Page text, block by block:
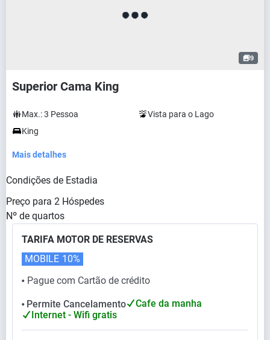
9
Superior Cama King
Max.:3 Pessoa
Vista para o Lago
King
Mais detalhes
Condições de Estadia
Preço para 2 Hóspedes
Nº de quartos
TARIFA MOTOR DE RESERVAS
⬤ Pague com Cartão de crédito
MOBILE 10%
⬤ Permite Cancelamento
Cafe da manha
Internet - Wifi gratis